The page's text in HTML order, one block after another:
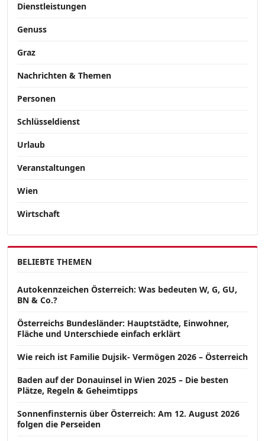
Dienstleistungen
Genuss
Graz
Nachrichten & Themen
Personen
Schlüsseldienst
Urlaub
Veranstaltungen
Wien
Wirtschaft
BELIEBTE THEMEN
Autokennzeichen Österreich: Was bedeuten W, G, GU,
BN & Co.?
Österreichs Bundesländer: Hauptstädte, Einwohner,
Fläche und Unterschiede einfach erklärt
Wie reich ist Familie Dujsik- Vermögen 2026 – Österreich
Baden auf der Donauinsel in Wien 2025 – Die besten
Plätze, Regeln & Geheimtipps
Sonnenfinsternis über Österreich: Am 12. August 2026
folgen die Perseiden